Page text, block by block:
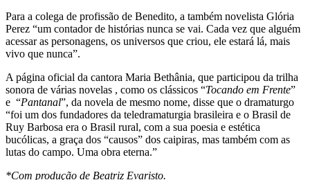
Para a colega de profissão de Benedito, a também novelista Glória
Perez “um contador de histórias nunca se vai. Cada vez que alguém
acessar as personagens, os universos que criou, ele estará lá, mais
vivo que nunca”.
A página oficial da cantora Maria Bethânia, que participou da trilha
sonora de várias novelas , como os clássicos “Tocando em Frente”
e “Pantanal”, da novela de mesmo nome, disse que o dramaturgo
“foi um dos fundadores da teledramaturgia brasileira e o Brasil de
Ruy Barbosa era o Brasil rural, com a sua poesia e estética
bucólicas, a graça dos “causos” dos caipiras, mas também com as
lutas do campo. Uma obra eterna.”
*Com produção de Beatriz Evaristo.